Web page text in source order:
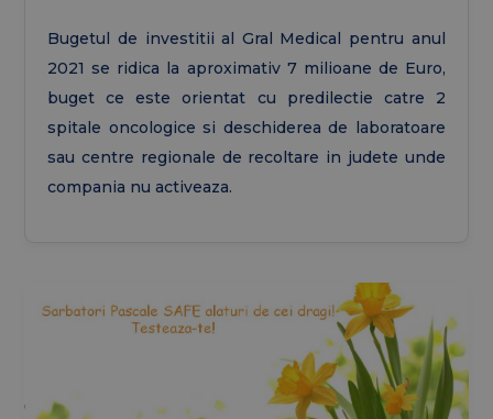
Bugetul de investitii al Gral Medical pentru anul
2021 se ridica la aproximativ 7 milioane de Euro,
buget ce este orientat cu predilectie catre 2
spitale oncologice si deschiderea de laboratoare
sau centre regionale de recoltare in judete unde
compania nu activeaza.